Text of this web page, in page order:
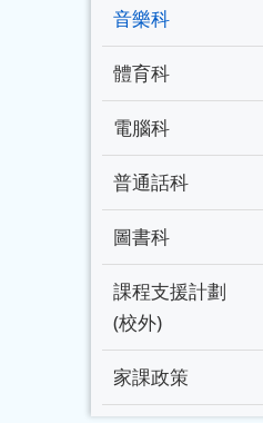
音樂科
體育科
電腦科
普通話科
圖書科
課程支援計劃
(校外)
家課政策